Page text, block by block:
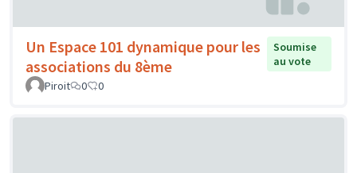
Un Espace 101 dynamique pour les
associations du 8ème
Soumise
au vote
Piroit
0 0